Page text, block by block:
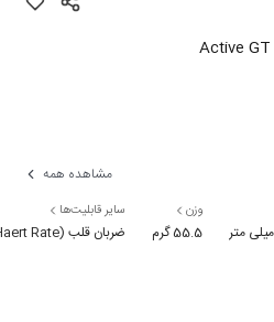
مشاهده همه
وزن
55.5 گرم
سایر قابلیت‌ها
ضربان قلب (Haert Rate), کنترل کیفیت خواب (Sleep Tracker), گام شمار (Pedometer) |امکان کنترل دوربین گوشی, پایش خواب, پیدا کردن گوشی از طریق ساعت